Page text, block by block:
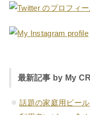
最新記事 by My
話題の家庭用ビー